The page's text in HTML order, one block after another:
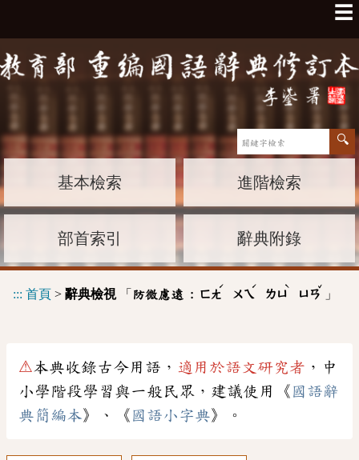
☰
基本檢索 進階檢索
部首索引 辭典附錄
::: 首頁 > 辭典檢視「 防微慮遠 : ㄈㄤ
ˊ
ㄨㄟ
ˊ
ㄌㄩ
ˋ
ㄩㄢ
ˇ
」
⚠本典收錄古今用語， 適用於語文研究者 ，中
小學階段學習與一般民眾，建議使用《 國語辭
典簡編本》、《 國語小字典》。